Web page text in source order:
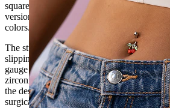
square zirconia. You can pick the bar from
version, which will also let you choose
colors.
The stud is L-shaped, allowing a secure
slipping out. The size of the bar is the
gauge of 20g (0.8 mm) and a length of 1/
zirconia stone is about 1/8" (between 2.5
the design). Lastly, it's worth mentioning
surgical steel.